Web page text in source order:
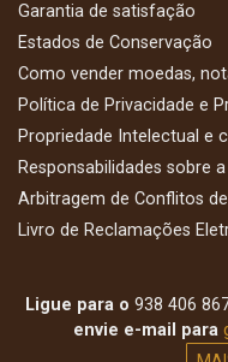
Garantia de satisfação
Estados de Conservação
Como vender moedas,
Política de Privacidade e
Propriedade Intelectual e
Responsabilidades sobre
Arbitragem de Conflitos
Livro de Reclamações
Ligue para o 938 406
envie e-mail para